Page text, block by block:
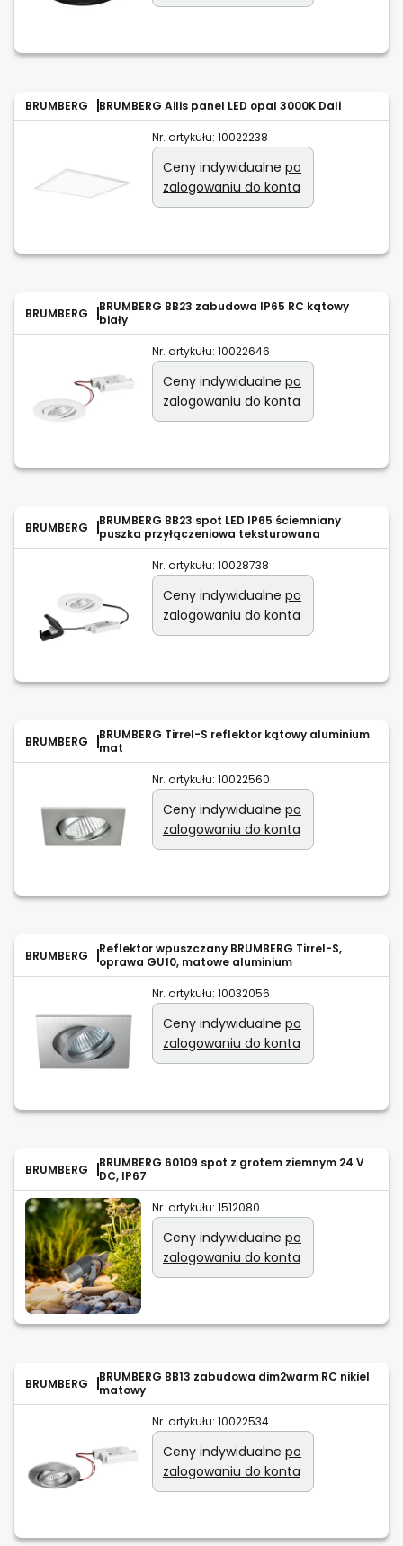
BRUMBERG BRUMBERG Ailis panel LED opal 3000K Dali
Nr. artykułu: 10022238
Ceny indywidualne po
zalogowaniu do konta
BRUMBERG
BRUMBERG BB23 zabudowa IP65 RC kątowy
biały
Nr. artykułu: 10022646
Ceny indywidualne po
zalogowaniu do konta
BRUMBERG
BRUMBERG BB23 spot LED IP65 ściemniany
puszka przyłączeniowa teksturowana
Nr. artykułu: 10028738
Ceny indywidualne po
zalogowaniu do konta
BRUMBERG
BRUMBERG Tirrel-S reflektor kątowy aluminium
mat
Nr. artykułu: 10022560
Ceny indywidualne po
zalogowaniu do konta
BRUMBERG
Reflektor wpuszczany BRUMBERG Tirrel-S,
oprawa GU10, matowe aluminium
Nr. artykułu: 10032056
Ceny indywidualne po
zalogowaniu do konta
BRUMBERG
BRUMBERG 60109 spot z grotem ziemnym 24 V
DC, IP67
Nr. artykułu: 1512080
Ceny indywidualne po
zalogowaniu do konta
BRUMBERG
BRUMBERG BB13 zabudowa dim2warm RC nikiel
matowy
Nr. artykułu: 10022534
Ceny indywidualne po
zalogowaniu do konta